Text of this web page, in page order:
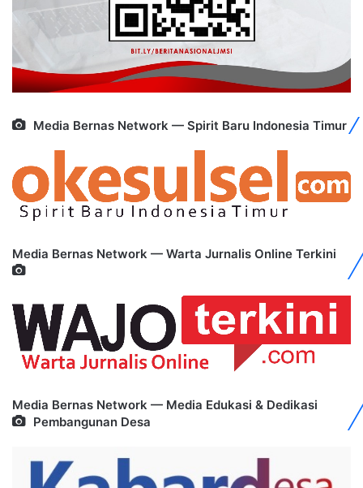
Media Bernas Network — Spirit Baru Indonesia Timur
Media Bernas Network — Warta Jurnalis Online Terkini
Media Bernas Network — Media Edukasi & Dedikasi
Pembangunan Desa